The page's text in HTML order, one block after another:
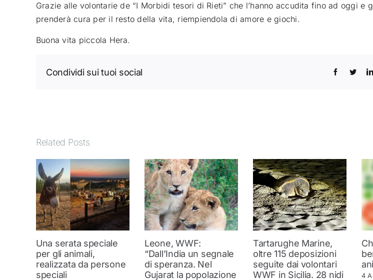
Grazie alle volontarie de “I Morbidi tesori di Rieti” che l’hanno accudita fino ad oggi e
prenderà cura per il resto della vita, riempiendola di amore e giochi.
Buona vita piccola Hera.
Condividi sui tuoi social
Related Posts
Una serata speciale
per gli animali,
realizzata da persone
speciali
Leone, WWF:
“Dall’India un segnale
di speranza. Nel
Gujarat la popolazione
Tartarughe Marine,
oltre 115 deposizioni
seguite dai volontari
WWF in Sicilia. 28 nidi
4